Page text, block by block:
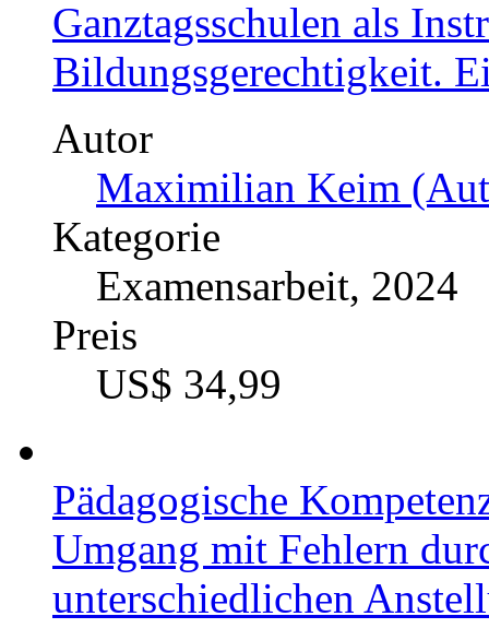
Ganztagsschulen als
Bildungsgerechtigkeit.
Autor
Maximilian Keim
Kategorie
Examensarbeit, 2024
Preis
US$ 34,99
Pädagogische
Umgang mit Fehlern
unterschiedlichen